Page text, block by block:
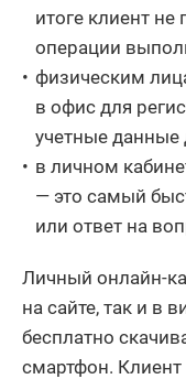
итоге клиент не
операции
физическим
в офис для
учетные данные
в личном
— это самый
или ответ на
Личный онлайн-
на сайте, так и в
бесплатно
смартфон.